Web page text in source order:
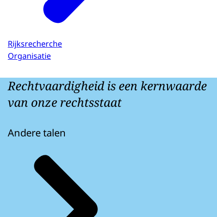
Rijksrecherche
Organisatie
Rechtvaardigheid is een kernwaarde
van onze rechtsstaat
Andere talen